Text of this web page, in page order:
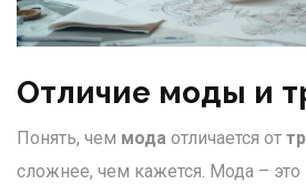
Отличие моды и
Понять, чем мода отличается от
сложнее, чем кажется. Мода –